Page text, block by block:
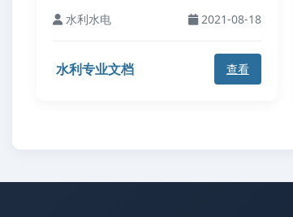
水利水电 2021-08-18
水利专业文档 查看